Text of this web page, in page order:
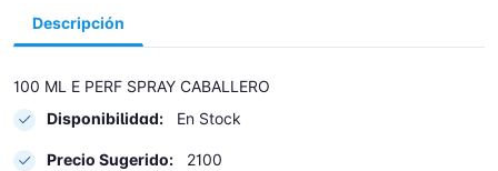
Descripción
100 ML E PERF SPRAY CABALLERO
Disponibilidad:
En Stock
Precio Sugerido: 2100